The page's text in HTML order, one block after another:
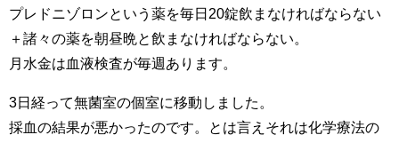
プレドニゾロンという薬を毎日20錠飲まなければならない
＋諸々の薬を朝昼晩と飲まなければならない。
月水金は血液検査が毎週あります。
3日経って無菌室の個室に移動しました。
採血の結果が悪かったのです。とは言えそれは化学療法の